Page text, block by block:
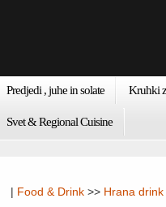
Predjedi , juhe in solate Kruhki
Svet & Regional Cuisine
| Food & Drink >> Hrana drink